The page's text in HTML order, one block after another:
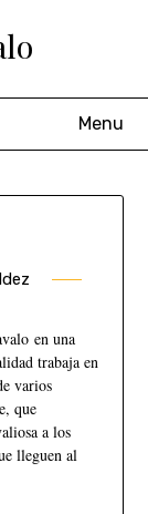
Menu
en una
trabaja en
varios
que
a los
lleguen al